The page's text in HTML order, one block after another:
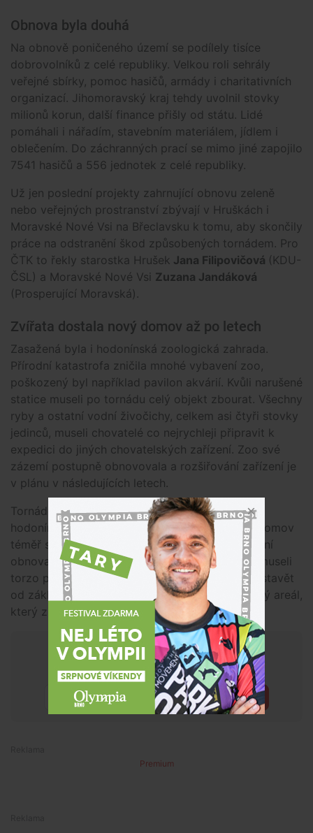
Obnova byla douhá
Na obnově poničeného území se podílely tisíce
dobrovolníků z celé republiky. Velkou roli sehrály
veřejné sbírky, pomoc hasičů, armády i charitativních
organizací. Jihomoravský kraj tehdy uvolnil stovky
milionů korun, další finance přišly od státu. Lidé
pomáhali i nářadím, stavebním materiálem, jídlem i
oblečením. Do záchranných prací se mimo jiné zapojilo
7541 hasičů a 556 jednotek z celé republiky.
Už jen poslední projekty zahrnující obnovu zeleně
nebo veřejných prostranství zbývají v Hruškách i
Moravské Nové Vsi na Břeclavsku k tomu, aby skončily
práce na odstranění škod způsobených tornádem. Pro
ČTK to řekly starostka Hrušek Jana Filipovičová (KDU-
ČSL) a Moravské Nové Vsi Zuzana Jandáková
(Prosperující Moravská).
Zvířata dostala nový domov až po letech
Zasažená byla i hodonínská zoologická zahrada.
Přírodní katastrofa zničila mnohé vybavení zoo,
poškozený byl například pavilon akvárií. Kvůli narušené
statice museli po tornádu celý objekt zbourat. Všechny
ryby a ostatní vodní živočichy, celkem asi čtyři stovky
jedinců, museli chovatelé co nejrychleji připravit k
expedici do jiných chovatelských zařízení. Zoo své
zázemí postupně obnovovala a rozšiřování zařízení je
v plánu v následujících letech.
Tornádo připravilo o domov i chlupáče z
hodonínského útulku. Živelná pohroma zvířecí domov
téměř srovnala se zemí. Nutná tak byla kompletní
obnova areálu, ta začala v lednu 2024. Dělníci museli
torzo původního objektu úplně zbourat a začít stavět
od základů. Na pozemku už nyní stojí zcela nový areál,
který znovu obývají chlupáči.
Chceš mít přehled o tom, co se
děje kolem tebe?
Přihlásit
Premium